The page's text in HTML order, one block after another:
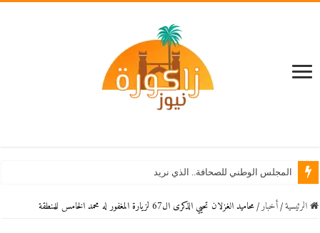
المجلس الوطني للصحافة.. الذي نريد
الرئيسية / أخبار / محاميد الغزلان تحيي الذكرى ال67 لزيارة المغفور له محمد الخامس للمنطقة